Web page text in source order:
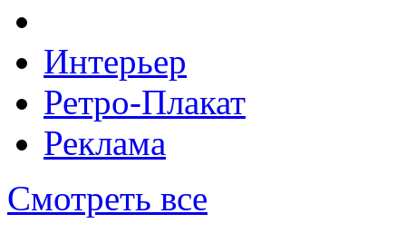
Интерьер
Ретро-Плакат
Реклама
Смотреть все